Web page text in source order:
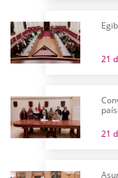
21
21